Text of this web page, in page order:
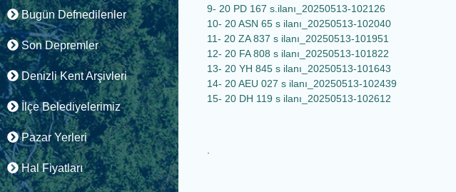
Bugün Defnedilenler
Son Depremler
Denizli Kent Arşivleri
İlçe Belediyelerimiz
Pazar Yerleri
Hal Fiyatları
9- 20 PD 167 s.ilanı_20250513-102126
10- 20 ASN 65 s ilanı_20250513-102040
11- 20 ZA 837 s ilanı_20250513-101951
12- 20 FA 808 s ilanı_20250513-101822
13- 20 YH 845 s ilanı_20250513-101643
14- 20 AEU 027 s ilanı_20250513-102439
15- 20 DH 119 s ilanı_20250513-102612